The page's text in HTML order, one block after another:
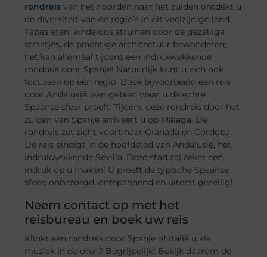
rondreis van het noorden naar het zuiden ontdekt u
de diversiteit van de regio’s in dit veelzijdige land.
Tapas eten, eindeloos struinen door de gezellige
straatjes, de prachtige architectuur bewonderen;
het kan allemaal tijdens een indrukwekkende
rondreis door Spanje! Natuurlijk kunt u zich ook
focussen op één regio. Boek bijvoorbeeld een reis
door Andalusië: een gebied waar u de echte
Spaanse sfeer proeft. Tijdens deze rondreis door het
zuiden van Spanje arriveert u op Málaga. De
rondreis zet zicht voort naar Granada en Córdoba.
De reis eindigt in de hoofdstad van Andalusië, het
indrukwekkende Sevilla. Deze stad zal zeker een
indruk op u maken! U proeft de typische Spaanse
sfeer; onbezorgd, ontspannend én uiterst gezellig!
Neem contact op met het
reisbureau en boek uw reis
Klinkt een rondreis door Spanje of Italië u als
muziek in de oren? Begrijpelijk! Bekijk daarom de